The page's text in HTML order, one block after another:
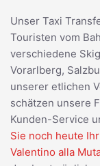
Unser Taxi
Touristen vom
verschiedene
Vorarlberg,
unserer etlichen
schätzen unsere
Kunden-Service
Sie noch heute
Valentino alla